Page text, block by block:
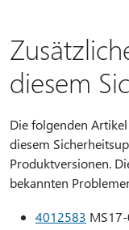
diesem
Die folgenden
diesem
Produktversionen.
bekannten
4012583